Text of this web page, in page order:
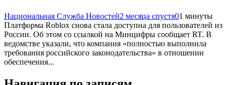
Национальная Служба Новостей2 месяца спустя01 минуты
Платформа Roblox снова стала доступна для пользователей из
России. Об этом со ссылкой на Минцифры сообщает RT. В
ведомстве указали, что компания «полностью выполнила
требования российского законодательства» в отношении
обеспечения...